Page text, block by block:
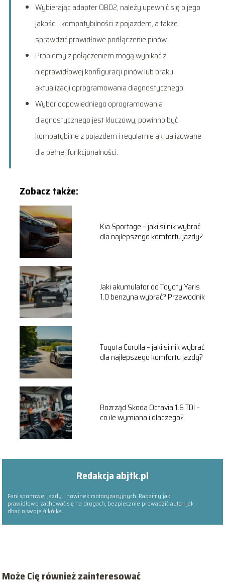
Wybierając adapter OBD2, należy upewnić się o jego
jakości i kompatybilności z pojazdem, a także
sprawdzić prawidłowe podłączenie pinów.
Problemy z połączeniem mogą wynikać z
nieprawidłowej konfiguracji pinów lub braku
aktualizacji oprogramowania diagnostycznego.
Wybór odpowiedniego oprogramowania
diagnostycznego jest kluczowy; powinno być
kompatybilne z pojazdem i regularnie aktualizowane
dla pełnej funkcjonalności.
Zobacz także:
Kia Sportage – jaki silnik wybrać
dla najlepszego komfortu jazdy?
Jaki akumulator do Toyoty Yaris
1.0 benzyna wybrać? Przewodnik
Toyota Corolla – jaki silnik wybrać
dla najlepszego komfortu jazdy?
Rozrząd Skoda Octavia 1.6 TDI –
co ile wymiana i dlaczego?
Redakcja abjtk.pl
Fani sportowej jazdy i nowinek motoryzacyjnych. Radzimy jak
prawidłowo zachować się na drogach, bezpiecznie prowadzić auto i jak
dbać o swoje 4 kółka.
Może Cię również zainteresować